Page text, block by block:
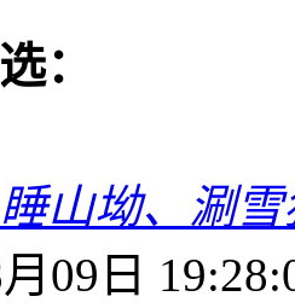
：
山坳、涮
09日